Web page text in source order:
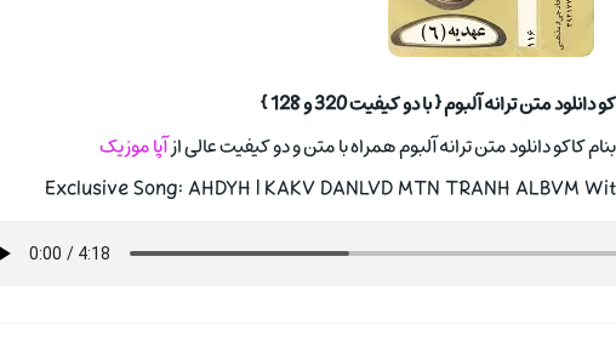
متن ترانه آلبوم { با دو کیفیت 320 و 128 }
کاکو دانلود متن ترانه آلبوم همراه با متن و دو کیفیت عالی ازآپا موزیک
Exclusive Song: AHDYH | KAKV DANLVD MTN TRANH ALBVM